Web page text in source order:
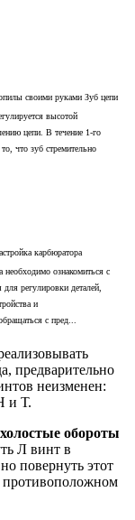
своими руками Зуб цепи
высотой
цепи. В течение 1-го
что зуб стремительно
карбюратора
ознакомиться с
регулировки деталей,
и
с пред...
предварительно
неизменен:
и Т.
обороты
Л винт в
повернуть этот
противоположном